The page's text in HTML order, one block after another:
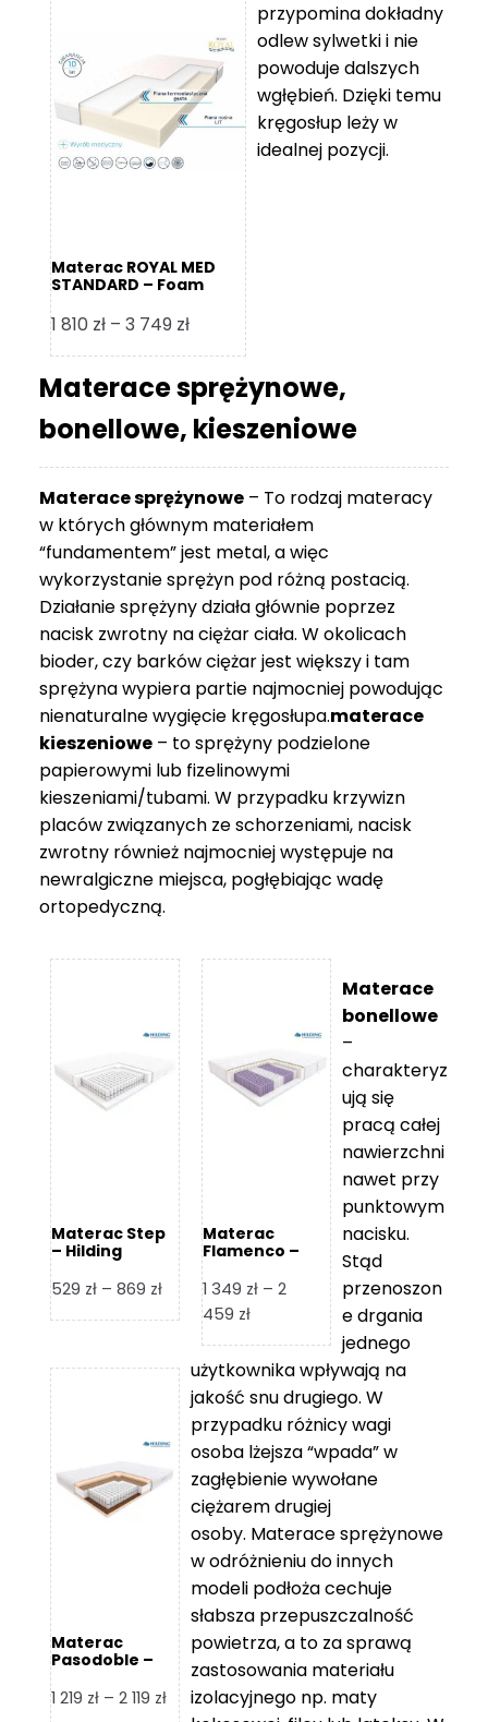
119 zł
do
11
670 zł
Materac ROYAL MED
STANDARD – Foam
1 810 zł – 3 749 złZakres
cen:
od
1
810 zł
749 zł
przypomina dokładny
odlew sylwetki i nie
powoduje dalszych
wgłębień. Dzięki temu
kręgosłup leży w
idealnej pozycji.
Materace sprężynowe,
bonellowe, kieszeniowe
Materace sprężynowe – To rodzaj materacy
w których głównym materiałem
“fundamentem” jest metal, a więc
wykorzystanie sprężyn pod różną postacią.
Działanie sprężyny działa głównie poprzez
nacisk zwrotny na ciężar ciała. W okolicach
bioder, czy barków ciężar jest większy i tam
sprężyna wypiera partie najmocniej powodując
nienaturalne wygięcie kręgosłupa.materace
kieszeniowe – to sprężyny podzielone
papierowymi lub fizelinowymi
kieszeniami/tubami. W przypadku krzywizn
placów związanych ze schorzeniami, nacisk
zwrotny również najmocniej występuje na
newralgiczne miejsca, pogłębiając wadę
ortopedyczną.
Materac Step
– Hilding
529 zł – 869 złZakres
cen:
529 zł
do
869 zł
Materac
Flamenco –
1 349 zł – 2
459 złZakres
od
1
349 zł
2
459 zł
Materac
Pasodoble –
1 219 zł – 2 119 złZakres
Materace
bonellowe
–
charakteryz
ują się
pracą całej
nawierzchni
nawet przy
punktowym
nacisku.
Stąd
przenoszon
e drgania
jednego
użytkownika wpływają na
jakość snu drugiego. W
przypadku różnicy wagi
osoba lżejsza “wpada” w
zagłębienie wywołane
ciężarem drugiej
osoby. Materace sprężynowe
w odróżnieniu do innych
modeli podłoża cechuje
słabsza przepuszczalność
powietrza, a to za sprawą
zastosowania materiału
izolacyjnego np. maty